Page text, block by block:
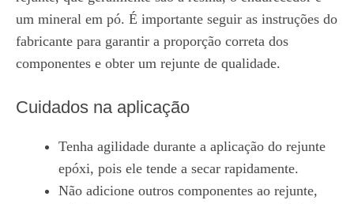
um mineral em pó. É importante seguir as instruções do
fabricante para garantir a proporção correta dos
componentes e obter um rejunte de qualidade.
Cuidados na aplicação
Tenha agilidade durante a aplicação do rejunte
epóxi, pois ele tende a secar rapidamente.
Não adicione outros componentes ao rejunte,